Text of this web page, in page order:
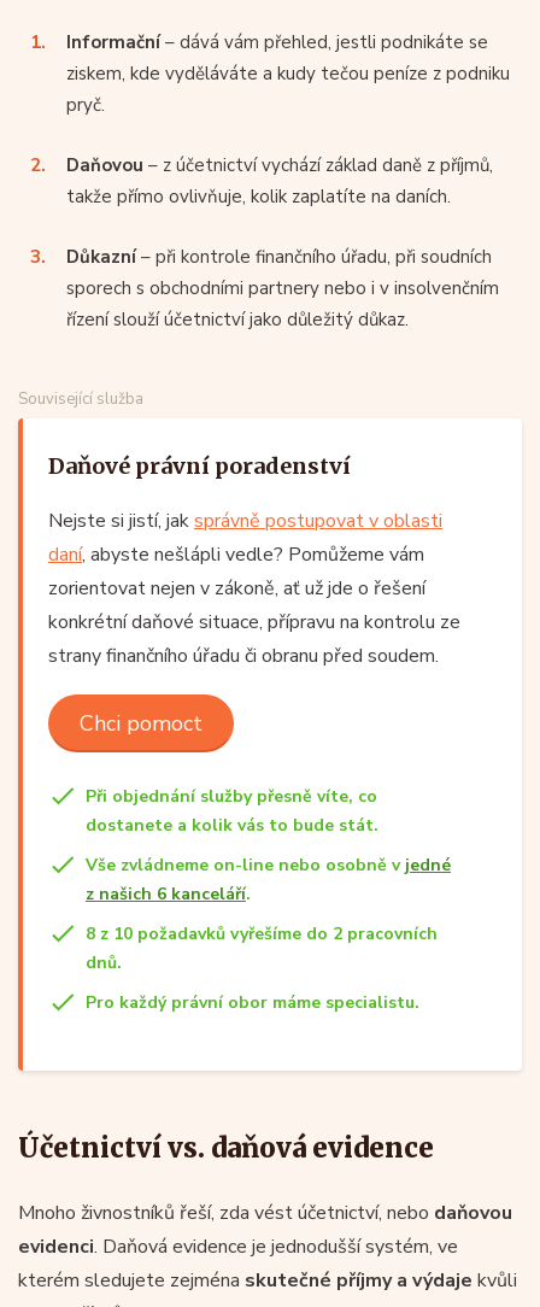
Informační– dává vám přehled, jestli podnikáte se
ziskem, kde vyděláváte a kudy tečou peníze z podniku
pryč.
Daňovou – z účetnictví vychází základ daně z příjmů,
takže přímo ovlivňuje, kolik zaplatíte na daních.
Důkazní– při kontrole finančního úřadu, při soudních
sporech s obchodními partnery nebo i v insolvenčním
řízení slouží účetnictví jako důležitý důkaz.
Související služba
Daňové právní poradenství
Nejste si jistí, jaksprávně postupovat v oblasti
daní, abyste nešlápli vedle? Pomůžeme vám
zorientovat nejen v zákoně, ať už jde o řešení
konkrétní daňové situace, přípravu na kontrolu ze
strany finančního úřadu či obranu před soudem.
Chci pomoct
Při objednání služby přesně víte, co
dostanete a kolik vás to bude stát.
Vše zvládneme on-line nebo osobně v jedné
z našich 6 kanceláří.
8 z 10 požadavků vyřešíme do 2 pracovních
dnů.
Pro každý právní obor máme specialistu.
Účetnictví vs. daňová evidence
Mnoho živnostníků řeší, zda vést účetnictví, nebo daňovou
evidenci. Daňová evidence je jednodušší systém, ve
kterém sledujete zejména skutečné příjmy a výdaje kvůli